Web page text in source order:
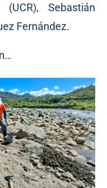
Sebastián
Fernández.